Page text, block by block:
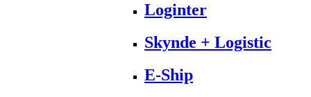
Loginter
Skynde + Logistic
E-Ship